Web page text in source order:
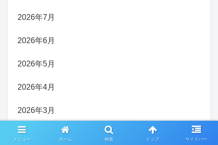
2026年7月
2026年6月
2026年5月
2026年4月
2026年3月
2026年2月
メニュー ホーム 検索 トップ サイドバー